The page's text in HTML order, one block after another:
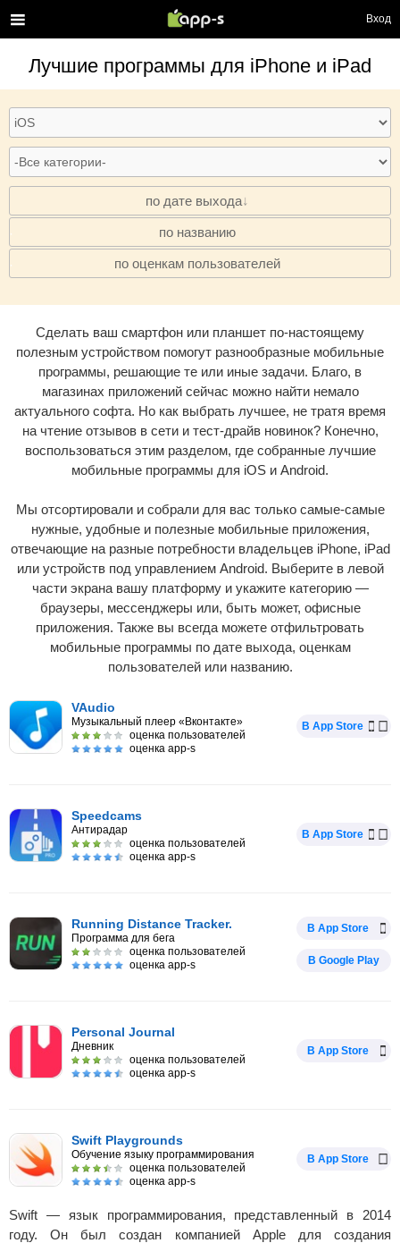
Вход
Лучшие программы для iPhone и iPad
по дате выхода
· по названию
· по оценкам пользователей
Сделать ваш смартфон или планшет по-настоящему
полезным устройством помогут разнообразные мобильные
программы, решающие те или иные задачи. Благо, в
магазинах приложений сейчас можно найти немало
актуального софта. Но как выбрать лучшее, не тратя время
на чтение отзывов в сети и тест-драйв новинок? Конечно,
воспользоваться этим разделом, где собранные лучшие
мобильные программы для iOS и Android.
Мы отсортировали и собрали для вас только самые-самые
нужные, удобные и полезные мобильные приложения,
отвечающие на разные потребности владельцев iPhone, iPad
или устройств под управлением Android. Выберите в левой
части экрана вашу платформу и укажите категорию —
браузеры, мессенджеры или, быть может, офисные
приложения. Также вы всегда можете отфильтровать
мобильные программы по дате выхода, оценкам
пользователей или названию.
VAudio
Музыкальный плеер «Вконтакте»
оценка пользователей
оценка app-s
В App Store
Speedcams
Антирадар
оценка пользователей
оценка app-s
В App Store
Running Distance Tracker.
Программа для бега
оценка пользователей
оценка app-s
В App Store
В Google Play
Personal Journal
Дневник
оценка пользователей
оценка app-s
В App Store
Swift Playgrounds
Обучение языку программирования
оценка пользователей
оценка app-s
В App Store
Swift — язык программирования, представленный в 2014
году. Он был создан компанией Apple для создания